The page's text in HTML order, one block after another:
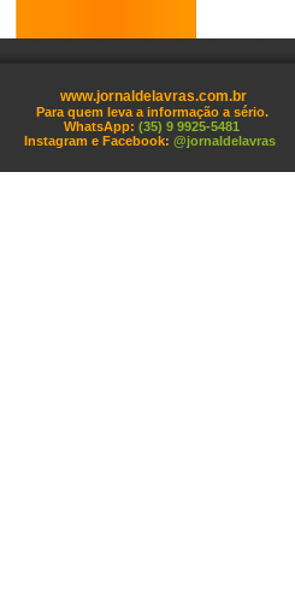
www.jornaldelavras.com.br
Para quem leva a informação a sério.
WhatsApp: (35) 9 9925-5481
Instagram e Facebook: @jornaldelavras